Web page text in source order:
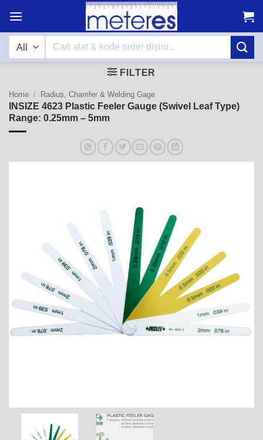
content
Search
FILTER
Home / Radius, Chamfer & Welding Gage
INSIZE 4623 Plastic Feeler Gauge (Swivel Leaf Type)
Range: 0.25mm – 5mm